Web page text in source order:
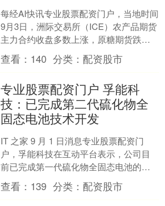
每经AI快讯专业股票配资门户，当地时间
9月3日，洲际交易所（ICE）农产品期货
主力合约收盘多数上涨，原糖期货跌
0.62%报16.05美分/磅，棉花期货涨
0.27....
查看： 140 分类：配资股市
专业股票配资门户 孚能科
技：已完成第二代硫化物全
固态电池技术开发
IT 之家 9 月 1 日消息专业股票配资门
户，孚能科技在互动平台表示，公司目
前已完成第一代硫化物全固态电池的送
样，并完成第二代硫化物全固态电池技
术开发，采用富....
查看： 139 分类：配资股市